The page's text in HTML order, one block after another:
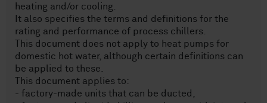
heating and/or cooling.
It also specifies the terms and definitions for the
rating and performance of process chillers.
This document does not apply to heat pumps for
domestic hot water, although certain definitions can
be applied to these.
This document applies to:
- factory-made units that can be ducted,